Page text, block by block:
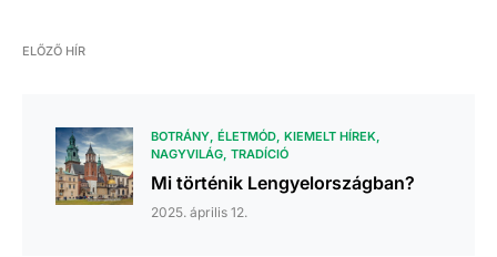
ELŐZŐ HÍR
BOTRÁNY ÉLETMÓD KIEMELT HÍREK
NAGYVILÁG TRADÍCIÓ
Mi történik Lengyelországban?
2025. április 12.